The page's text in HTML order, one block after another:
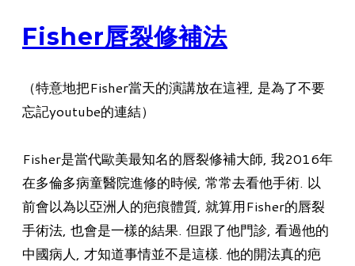
Fisher唇裂修補法
（特意地把Fisher當天的演講放在這裡, 是為了不要
忘記youtube的連結）
Fisher是當代歐美最知名的唇裂修補大師, 我2016年
在多倫多病童醫院進修的時候, 常常去看他手術. 以
前會以為以亞洲人的疤痕體質, 就算用Fisher的唇裂
手術法, 也會是一樣的結果. 但跟了他門診, 看過他的
中國病人, 才知道事情並不是這樣. 他的開法真的疤